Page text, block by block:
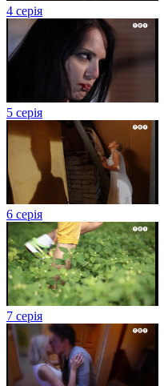
4 серія
5 серія
6 серія
7 серія